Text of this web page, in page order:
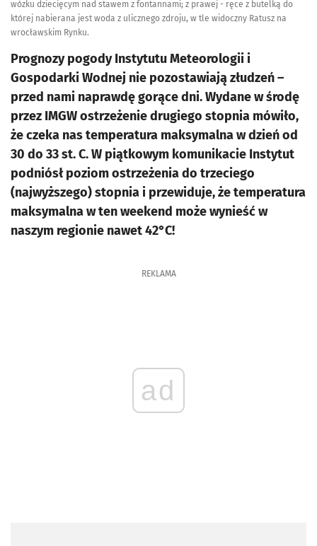
wózku dziecięcym nad stawem z fontannami; z prawej - ręce z butelką do
której nabierana jest woda z ulicznego zdroju, w tle widoczny Ratusz na
wrocławskim Rynku.
Prognozy pogody Instytutu Meteorologii i
Gospodarki Wodnej nie pozostawiają złudzeń –
przed nami naprawdę gorące dni. Wydane w środę
przez IMGW ostrzeżenie drugiego stopnia mówiło,
że czeka nas temperatura maksymalna w dzień od
30 do 33 st. C. W piątkowym komunikacie Instytut
podniósł poziom ostrzeżenia do trzeciego
(najwyższego) stopnia i przewiduje, że temperatura
maksymalna w ten weekend może wynieść w
naszym regionie nawet 42°C!
REKLAMA
ad